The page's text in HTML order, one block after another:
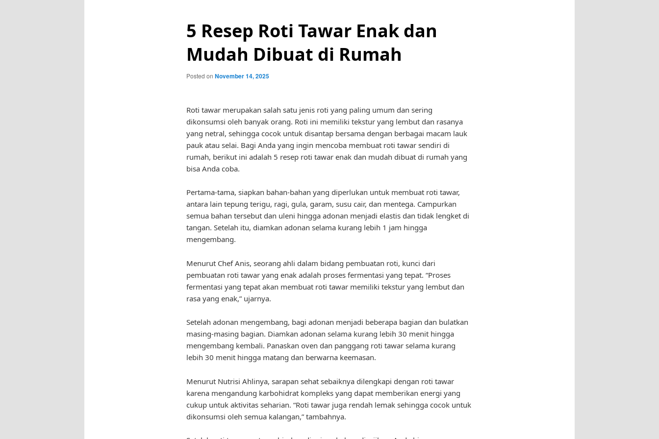
5 Resep Roti Tawar Enak dan
Mudah Dibuat di Rumah
Posted on November 14, 2025
Roti tawar merupakan salah satu jenis roti yang paling umum dan sering
dikonsumsi oleh banyak orang. Roti ini memiliki tekstur yang lembut dan rasanya
yang netral, sehingga cocok untuk disantap bersama dengan berbagai macam lauk
pauk atau selai. Bagi Anda yang ingin mencoba membuat roti tawar sendiri di
rumah, berikut ini adalah 5 resep roti tawar enak dan mudah dibuat di rumah yang
bisa Anda coba.
Pertama-tama, siapkan bahan-bahan yang diperlukan untuk membuat roti tawar,
antara lain tepung terigu, ragi, gula, garam, susu cair, dan mentega. Campurkan
semua bahan tersebut dan uleni hingga adonan menjadi elastis dan tidak lengket di
tangan. Setelah itu, diamkan adonan selama kurang lebih 1 jam hingga
mengembang.
Menurut Chef Anis, seorang ahli dalam bidang pembuatan roti, kunci dari
pembuatan roti tawar yang enak adalah proses fermentasi yang tepat. “Proses
fermentasi yang tepat akan membuat roti tawar memiliki tekstur yang lembut dan
rasa yang enak,” ujarnya.
Setelah adonan mengembang, bagi adonan menjadi beberapa bagian dan bulatkan
masing-masing bagian. Diamkan adonan selama kurang lebih 30 menit hingga
mengembang kembali. Panaskan oven dan panggang roti tawar selama kurang
lebih 30 menit hingga matang dan berwarna keemasan.
Menurut Nutrisi Ahlinya, sarapan sehat sebaiknya dilengkapi dengan roti tawar
karena mengandung karbohidrat kompleks yang dapat memberikan energi yang
cukup untuk aktivitas seharian. “Roti tawar juga rendah lemak sehingga cocok untuk
dikonsumsi oleh semua kalangan,” tambahnya.